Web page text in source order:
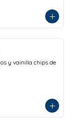
y vainilla chips de